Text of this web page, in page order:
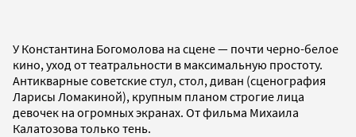
У Константина Богомолова на сцене — почти черно-белое
кино, уход от театральности в максимальную простоту.
Антикварные советские стул, стол, диван (сценография
Ларисы Ломакиной), крупным планом строгие лица
девочек на огромных экранах. От фильма Михаила
Калатозова только тень.